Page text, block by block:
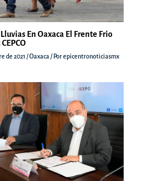
En Oaxaca El Frente Frio
de 2021 /Oaxaca / Porepicentronoticiasmx